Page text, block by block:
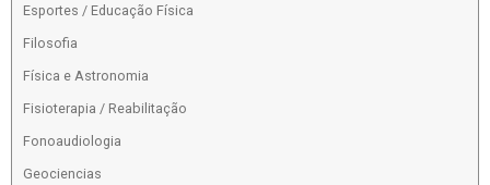
Esportes / Educação Física
Filosofia
Física e Astronomia
Fisioterapia / Reabilitação
Fonoaudiologia
Geociencias